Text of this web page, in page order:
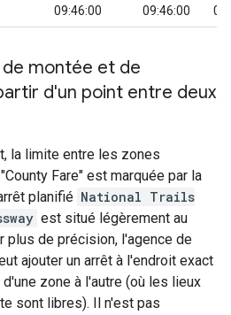
09:46:00 09:46:00 0
de montée et de
d'un point entre deux
, la limite entre les zones
County Fare" est marquée par la
planifié National Trails
est situé légèrement au
plus de précision, l'agence de
ajouter un arrêt à l'endroit exact
zone à l'autre (où les lieux
sont libres). Il n'est pas